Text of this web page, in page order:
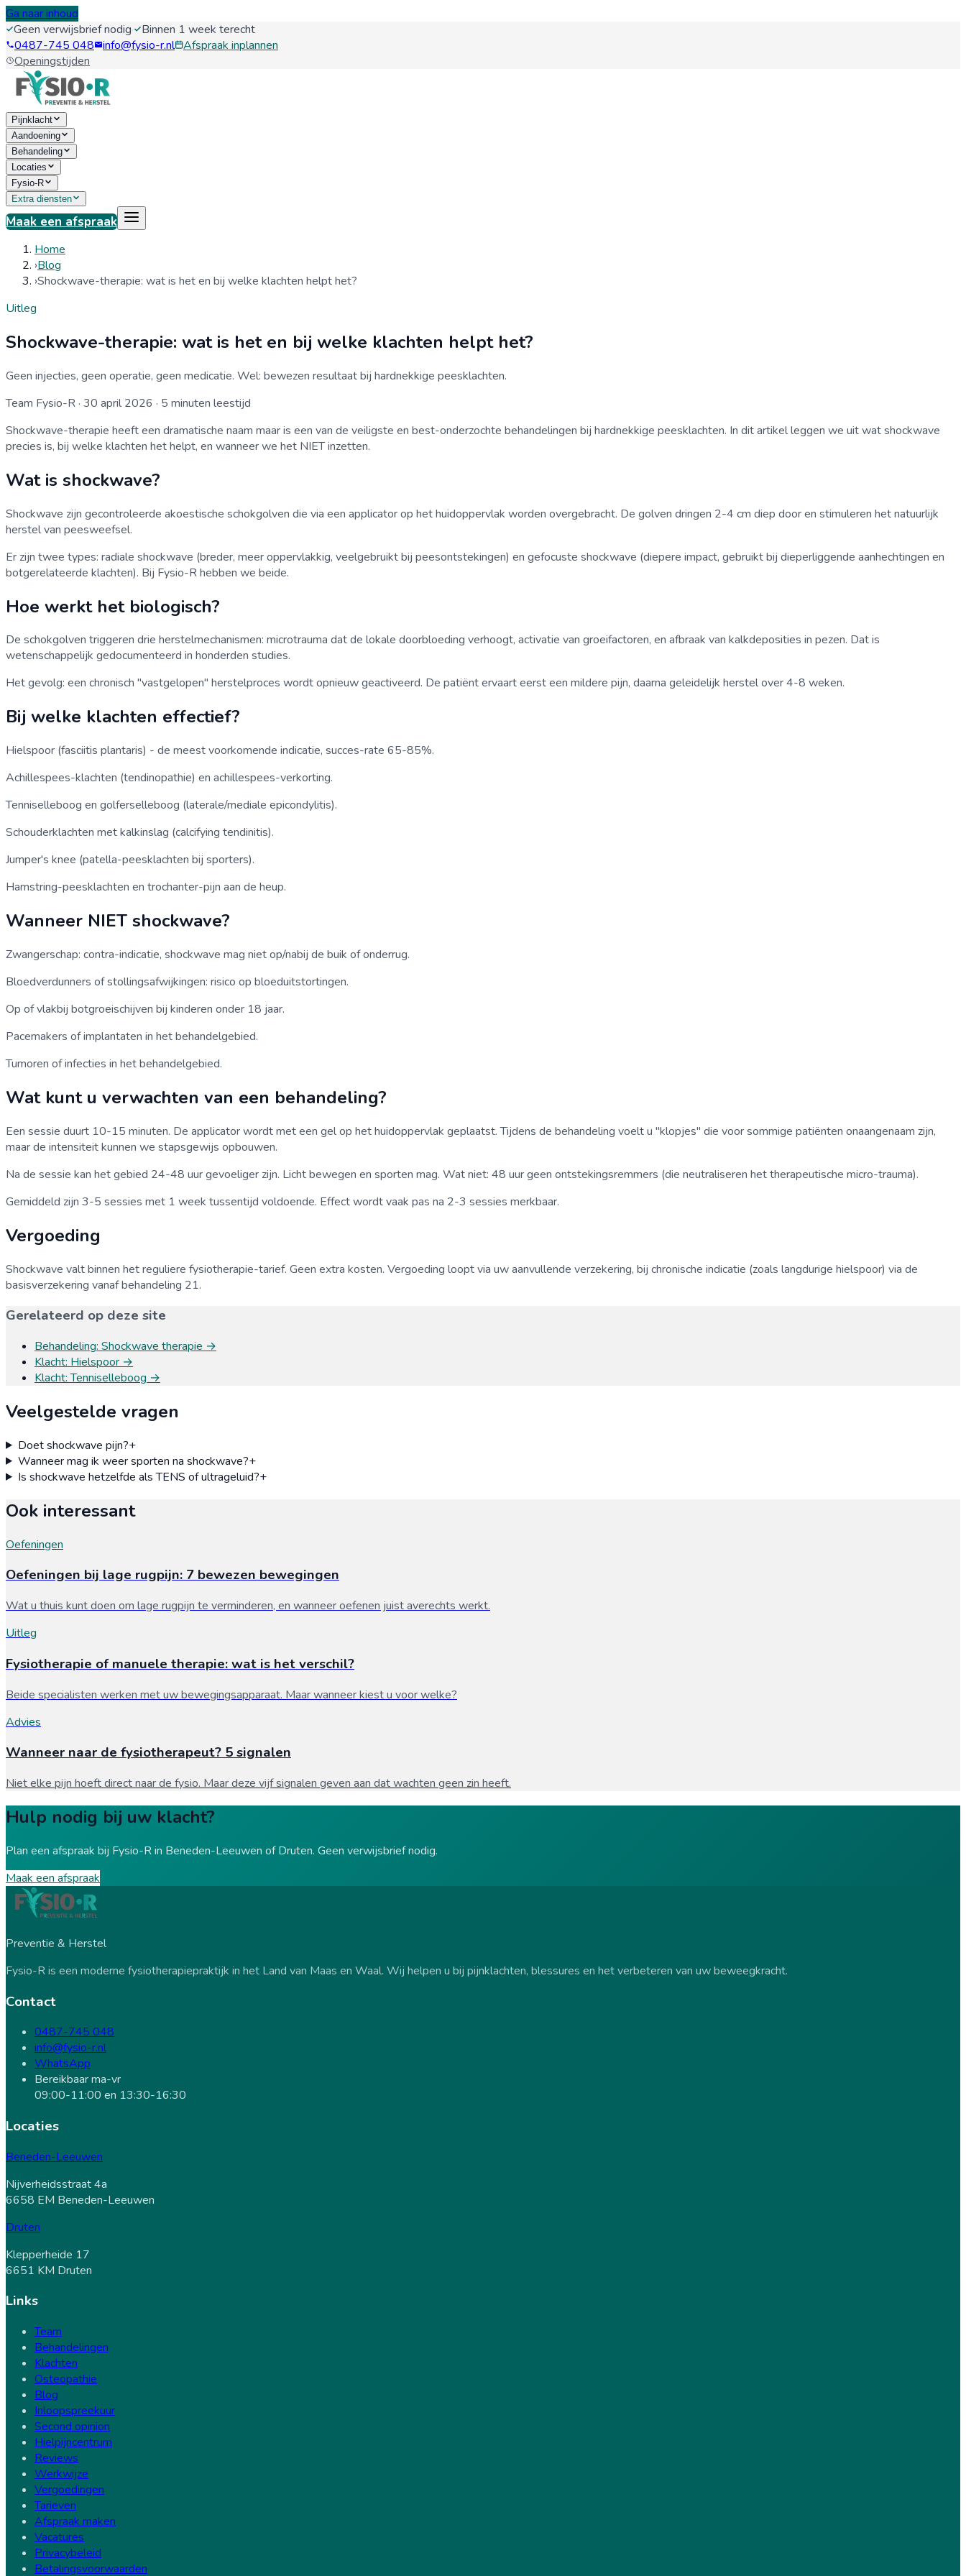
Ga naar inhoud
Geen verwijsbrief nodig· Binnen 1 week terecht
0487-745 048 info@fysio-r.nl Afspraak inplannen
Openingstijden
Pijnklacht
Aandoening
Behandeling
Locaties
Fysio-R
Extra diensten
Maak een afspraak
Home
›Blog
›Shockwave-therapie: wat is het en bij welke klachten helpt het?
Uitleg
Shockwave-therapie: wat is het en bij welke klachten helpt het?
Geen injecties, geen operatie, geen medicatie. Wel: bewezen resultaat bij hardnekkige peesklachten.
Team Fysio-R· 30 april 2026 · 5 minuten leestijd
Shockwave-therapie heeft een dramatische naam maar is een van de veiligste en best-onderzochte behandelingen bij hardnekkige peesklachten. In dit artikel leggen we uit wat shockwave
precies is, bij welke klachten het helpt, en wanneer we het NIET inzetten.
Wat is shockwave?
Shockwave zijn gecontroleerde akoestische schokgolven die via een applicator op het huidoppervlak worden overgebracht. De golven dringen 2-4 cm diep door en stimuleren het natuurlijk
herstel van peesweefsel.
Er zijn twee types: radiale shockwave (breder, meer oppervlakkig, veelgebruikt bij peesontstekingen) en gefocuste shockwave (diepere impact, gebruikt bij dieperliggende aanhechtingen en
botgerelateerde klachten). Bij Fysio-R hebben we beide.
Hoe werkt het biologisch?
De schokgolven triggeren drie herstelmechanismen: microtrauma dat de lokale doorbloeding verhoogt, activatie van groeifactoren, en afbraak van kalkdeposities in pezen. Dat is
wetenschappelijk gedocumenteerd in honderden studies.
Het gevolg: een chronisch "vastgelopen" herstelproces wordt opnieuw geactiveerd. De patiënt ervaart eerst een mildere pijn, daarna geleidelijk herstel over 4-8 weken.
Bij welke klachten effectief?
Hielspoor (fasciitis plantaris) - de meest voorkomende indicatie, succes-rate 65-85%.
Achillespees-klachten (tendinopathie) en achillespees-verkorting.
Tenniselleboog en golferselleboog (laterale/mediale epicondylitis).
Schouderklachten met kalkinslag (calcifying tendinitis).
Jumper's knee (patella-peesklachten bij sporters).
Hamstring-peesklachten en trochanter-pijn aan de heup.
Wanneer NIET shockwave?
Zwangerschap: contra-indicatie, shockwave mag niet op/nabij de buik of onderrug.
Bloedverdunners of stollingsafwijkingen: risico op bloeduitstortingen.
Op of vlakbij botgroeischijven bij kinderen onder 18 jaar.
Pacemakers of implantaten in het behandelgebied.
Tumoren of infecties in het behandelgebied.
Wat kunt u verwachten van een behandeling?
Een sessie duurt 10-15 minuten. De applicator wordt met een gel op het huidoppervlak geplaatst. Tijdens de behandeling voelt u "klopjes" die voor sommige patiënten onaangenaam zijn,
maar de intensiteit kunnen we stapsgewijs opbouwen.
Na de sessie kan het gebied 24-48 uur gevoeliger zijn. Licht bewegen en sporten mag. Wat niet: 48 uur geen ontstekingsremmers (die neutraliseren het therapeutische micro-trauma).
Gemiddeld zijn 3-5 sessies met 1 week tussentijd voldoende. Effect wordt vaak pas na 2-3 sessies merkbaar.
Vergoeding
Shockwave valt binnen het reguliere fysiotherapie-tarief. Geen extra kosten. Vergoeding loopt via uw aanvullende verzekering, bij chronische indicatie (zoals langdurige hielspoor) via de
basisverzekering vanaf behandeling 21.
Gerelateerd op deze site
Behandeling: Shockwave therapie →
Klacht: Hielspoor →
Klacht:Tenniselleboog →
Veelgestelde vragen
Doet shockwave pijn?+
Wanneer mag ik weer sporten na shockwave?+
Is shockwave hetzelfde als TENS of ultrageluid?+
Ook interessant
Oefeningen
Oefeningen bij lage rugpijn: 7 bewezen bewegingen
Wat u thuis kunt doen om lage rugpijn te verminderen, en wanneer oefenen juist averechts werkt.
Uitleg
Fysiotherapie of manuele therapie: wat is het verschil?
Beide specialisten werken met uw bewegingsapparaat. Maar wanneer kiest u voor welke?
Advies
Wanneer naar de fysiotherapeut? 5 signalen
Niet elke pijn hoeft direct naar de fysio. Maar deze vijf signalen geven aan dat wachten geen zin heeft.
Hulp nodig bij uw klacht?
Plan een afspraak bij Fysio-R in Beneden-Leeuwen of Druten. Geen verwijsbrief nodig.
Maak een afspraak
Preventie & Herstel
Fysio-R is een moderne fysiotherapiepraktijk in het Land van Maas en Waal. Wij helpen u bij pijnklachten, blessures en het verbeteren van uw beweegkracht.
Contact
0487-745 048
info@fysio-r.nl
WhatsApp
Bereikbaar ma-vr
09:00-11:00 en 13:30-16:30
Locaties
Beneden-Leeuwen
Nijverheidsstraat 4a
6658 EM Beneden-Leeuwen
Druten
Klepperheide 17
6651 KM Druten
Links
Team
Behandelingen
Klachten
Osteopathie
Blog
Inloopspreekuur
Second opinion
Hielpijncentrum
Reviews
Werkwijze
Vergoedingen
Tarieven
Afspraak maken
Vacatures
Privacybeleid
Betalingsvoorwaarden